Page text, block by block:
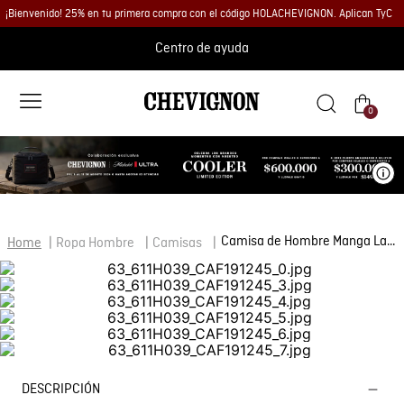
¡Bienvenido! 25% en tu primera compra con el código HOLACHEVIGNON. Aplican TyC
Centro de ayuda
0
Ropa Hombre Camisas Camisa de Hombre Manga Larga Slim Fit Mil Rayitas Oxford con Piezas en Contraste en Algodón
DESCRIPCIÓN